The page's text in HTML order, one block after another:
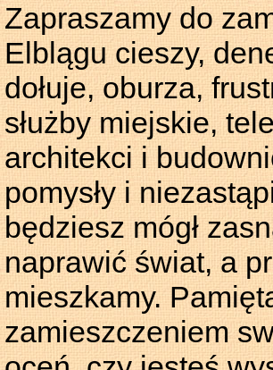
Zapraszamy do
Elblągu cieszy,
dołuje, oburza,
służby miejskie,
architekci i
pomysły i
będziesz mógł
naprawić świat, a
mieszkamy.
zamieszczeniem